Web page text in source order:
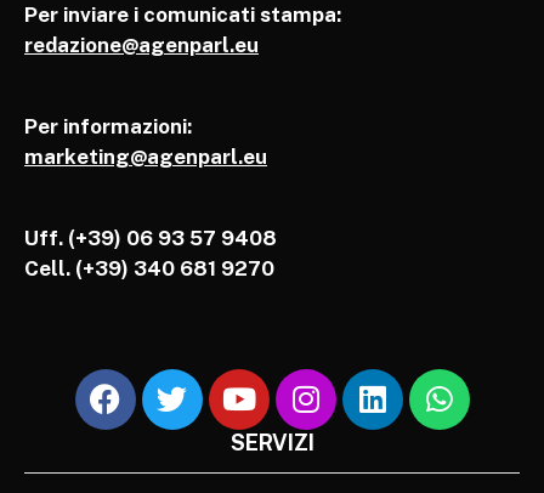
Per inviare i comunicati stampa:
redazione@agenparl.eu
Per informazioni:
marketing@agenparl.eu
Uff. (+39) 06 93 57 9408
Cell. (+39) 340 681 9270
SERVIZI